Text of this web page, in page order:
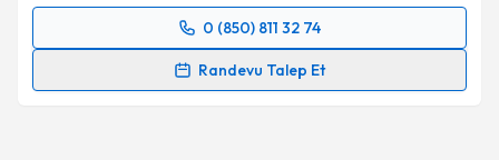
0 (850) 811 32 74
Randevu Talep Et
Randevu Takvimi Talebi